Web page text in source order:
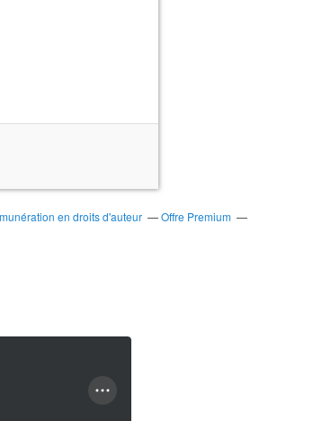
en droits d'auteur
Offre Premium